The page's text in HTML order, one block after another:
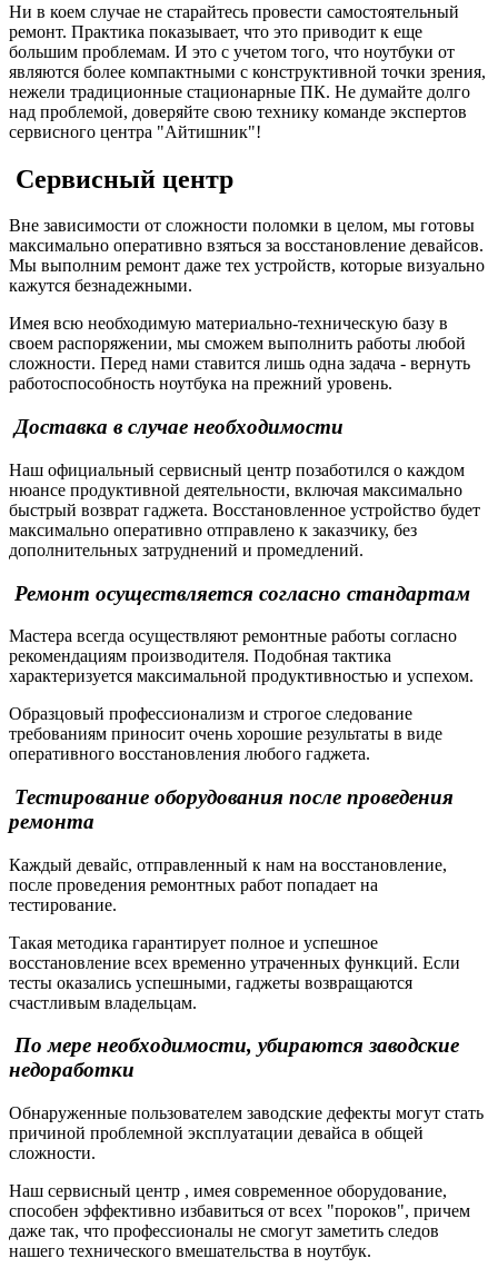
Ни в коем случае не старайтесь провести самостоятельный
ремонт. Практика показывает, что это приводит к еще
большим проблемам. И это с учетом того, что ноутбуки от
являются более компактными с конструктивной точки зрения,
нежели традиционные стационарные ПК. Не думайте долго
над проблемой, доверяйте свою технику команде экспертов
сервисного центра "Айтишник"!
Сервисный центр
Вне зависимости от сложности поломки в целом, мы готовы
максимально оперативно взяться за восстановление девайсов.
Мы выполним ремонт даже тех устройств, которые визуально
кажутся безнадежными.
Имея всю необходимую материально-техническую базу в
своем распоряжении, мы сможем выполнить работы любой
сложности. Перед нами ставится лишь одна задача - вернуть
работоспособность ноутбука на прежний уровень.
Доставка в случае необходимости
Наш официальный сервисный центр позаботился о каждом
нюансе продуктивной деятельности, включая максимально
быстрый возврат гаджета. Восстановленное устройство будет
максимально оперативно отправлено к заказчику, без
дополнительных затруднений и промедлений.
Ремонт осуществляется согласно стандартам
Мастера всегда осуществляют ремонтные работы согласно
рекомендациям производителя. Подобная тактика
характеризуется максимальной продуктивностью и успехом.
Образцовый профессионализм и строгое следование
требованиям приносит очень хорошие результаты в виде
оперативного восстановления любого гаджета.
Тестирование оборудования после проведения
ремонта
Каждый девайс, отправленный к нам на восстановление,
после проведения ремонтных работ попадает на
тестирование.
Такая методика гарантирует полное и успешное
восстановление всех временно утраченных функций. Если
тесты оказались успешными, гаджеты возвращаются
счастливым владельцам.
По мере необходимости, убираются заводские
недоработки
Обнаруженные пользователем заводские дефекты могут стать
причиной проблемной эксплуатации девайса в общей
сложности.
Наш сервисный центр , имея современное оборудование,
способен эффективно избавиться от всех "пороков", причем
даже так, что профессионалы не смогут заметить следов
нашего технического вмешательства в ноутбук.